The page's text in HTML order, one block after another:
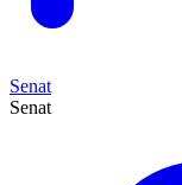
Senat
Senat